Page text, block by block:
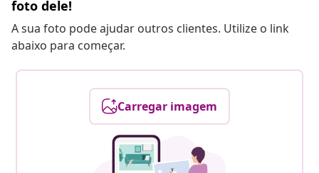
foto dele!
A sua foto pode ajudar outros clientes. Utilize o link
abaixo para começar.
Carregar imagem